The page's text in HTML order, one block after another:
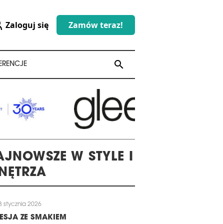
Zaloguj się Zamów teraz!
search
W STYLE I
stycznia 2026
ZE SMAKIEM